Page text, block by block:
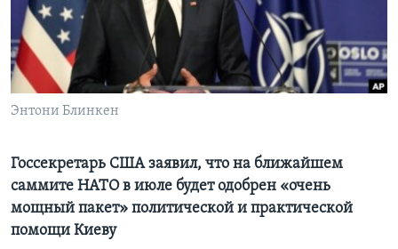
Learning English
СОЦИАЛЬНЫЕ СЕТИ
Языки
Энтони Блинкен
Госсекретарь США заявил, что на ближайшем
саммите НАТО в июле будет одобрен «очень
мощный пакет» политической и практической
помощи Киеву